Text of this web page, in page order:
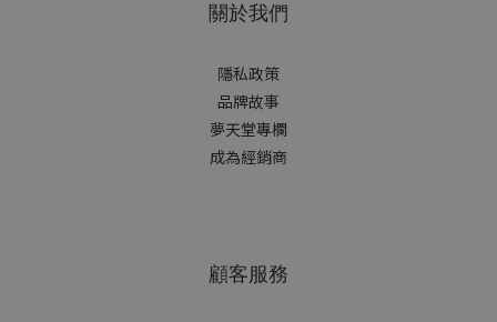
關於我們
隱私政策
品牌故事
夢天堂專欄
成為經銷商
顧客服務